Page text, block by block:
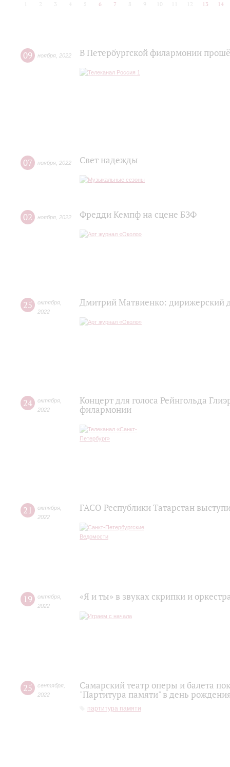
2 3 4 5 6 7 8 9 10 12 13 14
09 ноября 2022 В Петербургской филармонии
07 ноября 2022 Свет надежды
02 ноября 2022 Фредди Кемпф на сцене БЗФ
25 октября
2022
Дмитрий Матвиенко: дирижерский
24 октября
2022
Концерт для голоса Рейнгольда
филармонии
21 октября
2022
ГАСО Республики Татарстан
19 октября
2022
«Я и ты» в звуках скрипки и
25 сентября
2022
Самарский театр оперы и балета
"Партитура памяти" в день
партитура памяти